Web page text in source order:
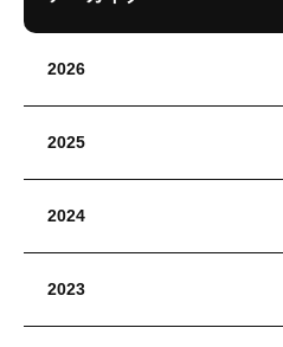
2026
2025
2024
2023